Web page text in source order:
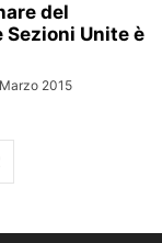
del
Unite è
2015